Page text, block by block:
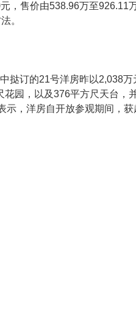
，售价由538.96万至
。
挞订的21号洋房昨以2,038
园，以及376平方尺天台，
，洋房自开放参观期间，